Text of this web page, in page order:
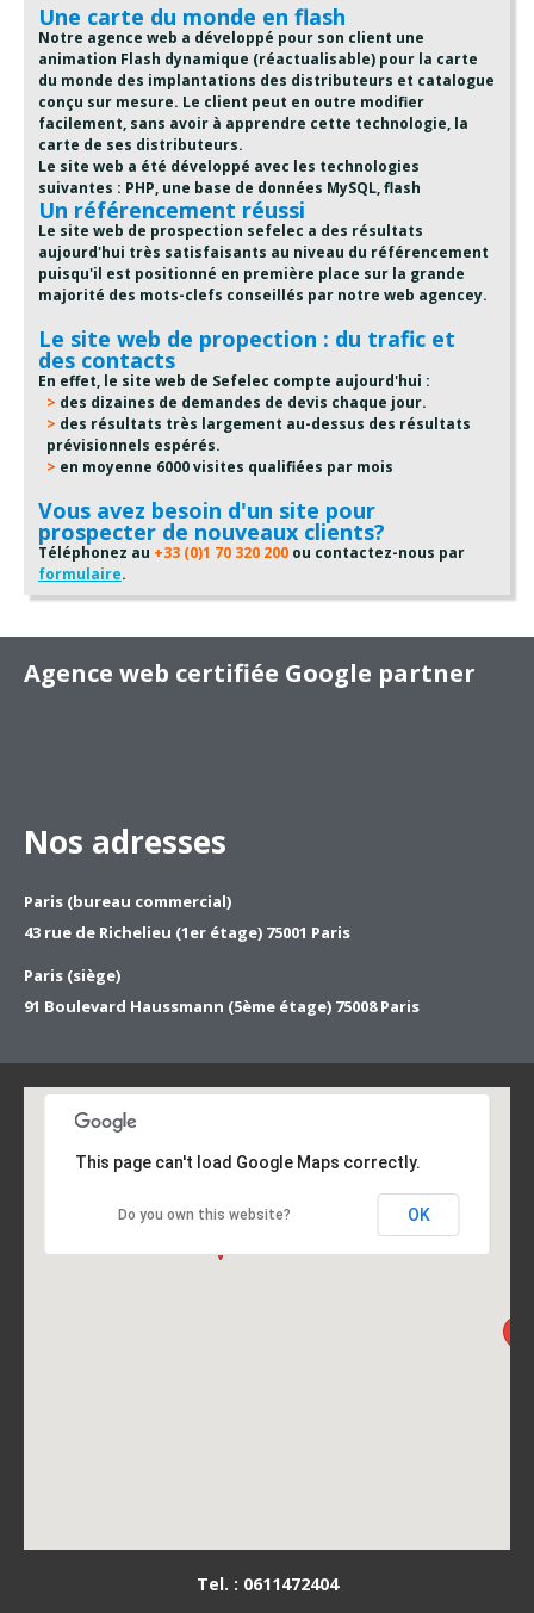
Une carte du monde en flash
Notre agence web a développé pour son client une
animation Flash dynamique (réactualisable) pour la carte
du monde des implantations des distributeurs et catalogue
conçu sur mesure. Le client peut en outre modifier
facilement, sans avoir à apprendre cette technologie, la
carte de ses distributeurs.
Le site web a été développé avec les technologies
suivantes : PHP, une base de données MySQL, flash
Un référencement réussi
Le site web de prospection sefelec a des résultats
aujourd'hui très satisfaisants au niveau du référencement
puisqu'il est positionné en première place sur la grande
majorité des mots-clefs conseillés par notre web agencey.
Le site web de propection : du trafic et
des contacts
En effet, le site web de Sefelec compte aujourd'hui :
des dizaines de demandes de devis chaque jour.
des résultats très largement au-dessus des résultats
prévisionnels espérés.
en moyenne 6000 visites qualifiées par mois
Vous avez besoin d'un site pour
prospecter de nouveaux clients?
Téléphonez au +33 (0)1 70 320 200 ou contactez-nous par
formulaire.
Agence web certifiée Google partner
Nos adresses
Paris (bureau commercial)
43 rue de Richelieu (1er étage) 75001 Paris
Paris (siège)
91 Boulevard Haussmann (5ème étage) 75008 Paris
This page can't load Google Maps correctly.
Do you own this website? OK
Tel. : 0611472404